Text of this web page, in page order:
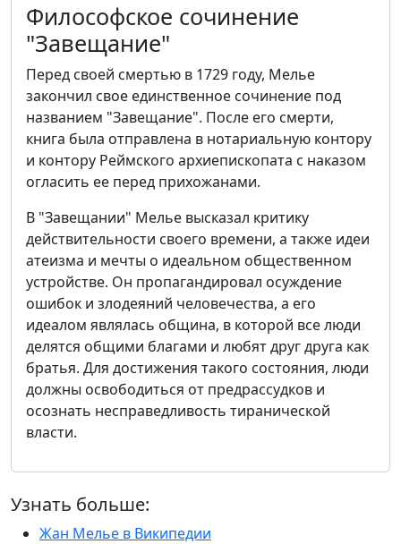
Философское сочинение
"Завещание"
Перед своей смертью в 1729 году, Мелье
закончил свое единственное сочинение под
названием "Завещание". После его смерти,
книга была отправлена в нотариальную контору
и контору Реймского архиепископата с наказом
огласить ее перед прихожанами.
В "Завещании" Мелье высказал критику
действительности своего времени, а также идеи
атеизма и мечты о идеальном общественном
устройстве. Он пропагандировал осуждение
ошибок и злодеяний человечества, а его
идеалом являлась община, в которой все люди
делятся общими благами и любят друг друга как
братья. Для достижения такого состояния, люди
должны освободиться от предрассудков и
осознать несправедливость тиранической
власти.
Узнать больше:
Жан Мелье в Википедии